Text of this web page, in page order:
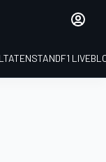
STANDF1